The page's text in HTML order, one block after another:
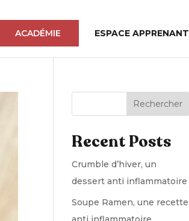
ACADÉMIE ESPACE APPRENANT
Rechercher
Recent Posts
Crumble d’hiver, un
dessert anti inflammatoire
Soupe Ramen, une recette